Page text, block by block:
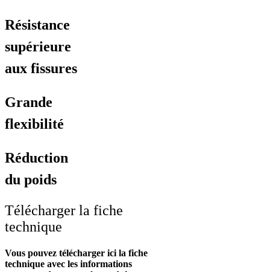
Résistance
supérieure
aux fissures
Grande
flexibilité
Réduction
du poids
Télécharger la fiche
technique
Vous pouvez télécharger ici la fiche
technique avec les informations